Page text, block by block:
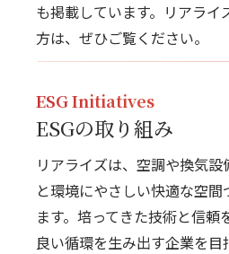
も掲載しています。リアライ
方は、ぜひご覧ください。
ESG Initiatives
ESGの取り組み
リアライズは、空調や換気設
と環境にやさしい快適な空
ます。培ってきた技術と信頼
良い循環を生み出す企業を目